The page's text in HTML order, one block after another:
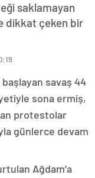
saklamayan
dikkat çeken bir
başlayan savaş 44
sona ermiş,
protestolar
günlerce devam
Ağdam’a